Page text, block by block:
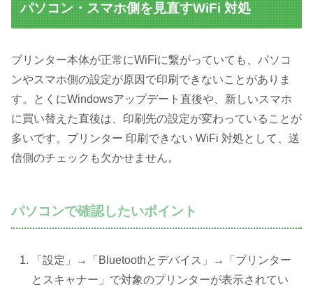
パソコン・スマホ側を見直すWiFi 対処
プリンター本体が正常にWiFiに繋がっていても、パソコ
ンやスマホ側の設定が原因で印刷できないことがありま
す。とくにWindowsアップデート直後や、新しいスマホ
に買い替えた直後は、印刷先の設定が変わっていることが
多いです。プリンター 印刷できない WiFi 対処として、送
信側のチェックも欠かせません。
パソコンで確認したいポイント
「設定」→「Bluetoothとデバイス」→「プリンター
とスキャナー」で対象のプリンターが表示されてい